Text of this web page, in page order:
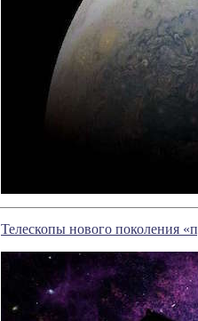
Телескопы нового поколения